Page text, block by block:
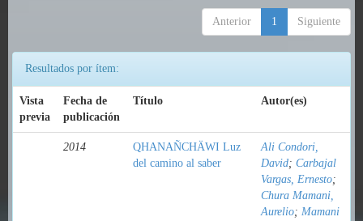
Anterior 1 Siguiente
Resultados por ítem:
Vista
previa
Fecha de
publicación
Título Autor(es)
2014
QHANAÑCHÄWI Luz
del camino al saber
Ali Condori,
David; Carbajal
Vargas, Ernesto;
Chura Mamani,
Aurelio; Mamani